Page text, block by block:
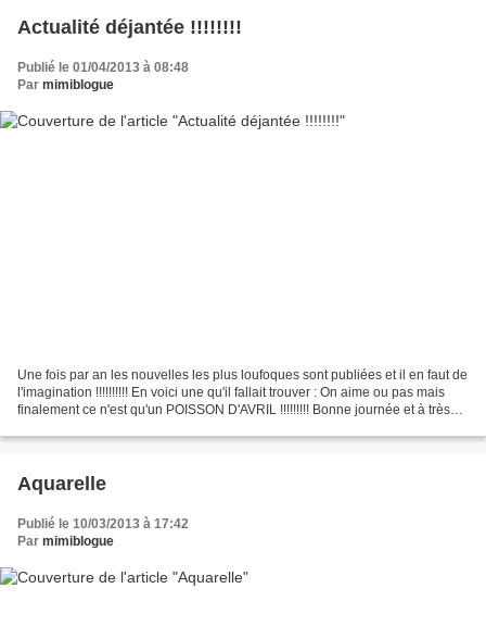
Actualité déjantée !!!!!!!!
Publié le 01/04/2013 à 08:48
Par mimiblogue
Une fois par an les nouvelles les plus loufoques sont publiées et il en faut de
l'imagination !!!!!!!!!! En voici une qu'il fallait trouver : On aime ou pas mais
finalement ce n'est qu'un POISSON D'AVRIL !!!!!!!!! Bonne journée et à très
Aquarelle
Publié le 10/03/2013 à 17:42
Par mimiblogue